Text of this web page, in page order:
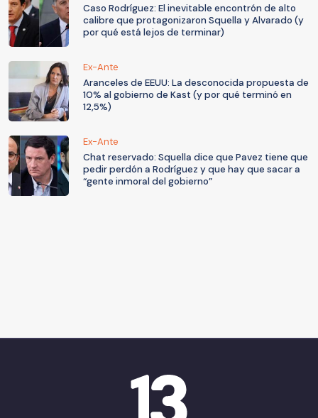
Caso Rodríguez: El inevitable encontrón de alto
calibre que protagonizaron Squella y Alvarado (y
por qué está lejos de terminar)
Ex-Ante
Aranceles de EEUU: La desconocida propuesta de
10% al gobierno de Kast (y por qué terminó en
12,5%)
Ex-Ante
Chat reservado: Squella dice que Pavez tiene que
pedir perdón a Rodríguez y que hay que sacar a
“gente inmoral del gobierno”